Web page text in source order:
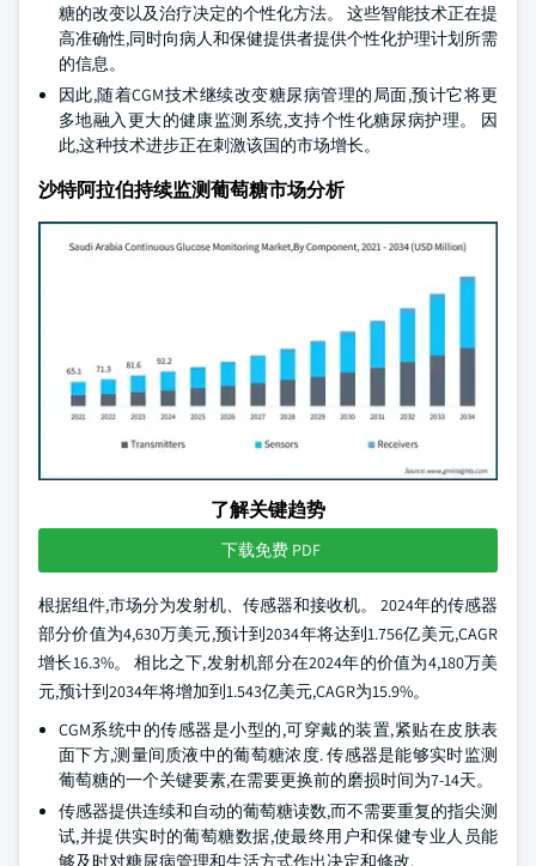
糖的改变以及治疗决定的个性化方法。 这些智能技术正在提
高准确性,同时向病人和保健提供者提供个性化护理计划所需
的信息。
因此,随着CGM技术继续改变糖尿病管理的局面,预计它将更
多地融入更大的健康监测系统,支持个性化糖尿病护理。 因
此,这种技术进步正在刺激该国的市场增长。
沙特阿拉伯持续监测葡萄糖市场分析
了解关键趋势
下载免费 PDF
根据组件,市场分为发射机、传感器和接收机。 2024年的传感器
部分价值为4,630万美元,预计到2034年将达到1.756亿美元,CAGR
增长16.3%。 相比之下,发射机部分在2024年的价值为4,180万美
元,预计到2034年将增加到1.543亿美元,CAGR为15.9%。
CGM系统中的传感器是小型的,可穿戴的装置,紧贴在皮肤表
面下方,测量间质液中的葡萄糖浓度. 传感器是能够实时监测
葡萄糖的一个关键要素,在需要更换前的磨损时间为7-14天。
传感器提供连续和自动的葡萄糖读数,而不需要重复的指尖测
试,并提供实时的葡萄糖数据,使最终用户和保健专业人员能
够及时对糖尿病管理和生活方式作出决定和修改.